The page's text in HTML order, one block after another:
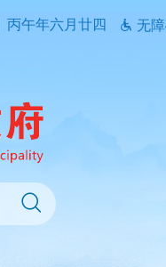
丙午年六月廿四 无